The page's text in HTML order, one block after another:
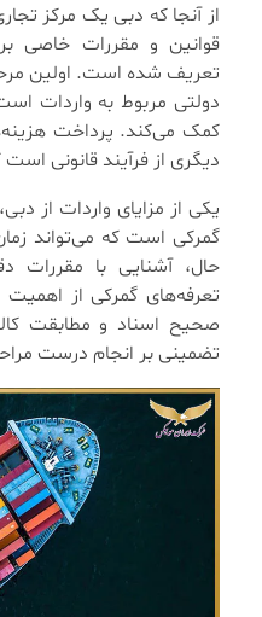
از آنجا که دبی یک مرکز
قوانین و مقررات خاصی
تعریف شده است. اولین
دولتی مربوط به واردات
کمک می‌کند. پرداخت
دیگری از فرآیند قانونی
یکی از مزایای واردات از
گمرکی است که می‌تواند
حال، آشنایی با مقررات
تعرفه‌های گمرکی از
صحیح اسناد و مطابقت
تضمینی بر انجام درست